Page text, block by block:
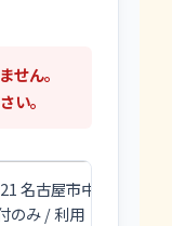
せん。
い。
名古屋市中村区松原
のみ / 利用：8:00～